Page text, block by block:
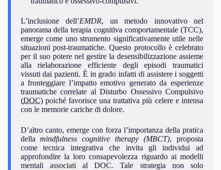
L’inclusione dell’EMDR, un metodo innovativo nel
panorama della terapia cognitiva comportamentale (TCC),
emerge come uno strumento significativamente utile nelle
situazioni post-traumatiche. Questo protocollo è celebrato
per il suo potere nel gestire la desensibilizzazione assieme
alla rielaborazione efficiente degli episodi traumatici
vissuti dai pazienti. È in grado infatti di assistere i soggetti
a fronteggiare l’impatto emotivo generato da esperienze
traumatiche correlate al Disturbo Ossessivo Compulsivo
(DOC) poiché favorisce una trattativa più celere e intensa
con le memorie cariche di dolore.
D’altro canto, emerge con forza l’importanza della pratica
dellamindfulness cognitive therapy (MBCT), proposta
come tecnica integrativa che invita gli individui ad
approfondire la loro consapevolezza riguardo ai modelli
mentali associati al DOC. Tale strategia non solo